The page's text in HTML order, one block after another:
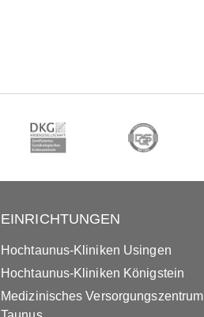
EINRICHTUNGEN
Hochtaunus-Kliniken Usingen
Hochtaunus-Kliniken Königstein
Medizinisches Versorgungszentrum